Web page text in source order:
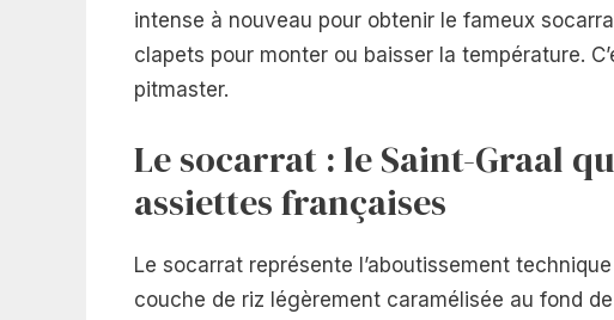
intense à nouveau pour obtenir le fameux
clapets pour monter ou baisser la température.
pitmaster.
Le socarrat : le Saint-Graal
assiettes françaises
Le socarrat représente l’aboutissement
couche de riz légèrement caramélisée au fond